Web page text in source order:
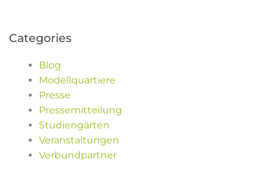
Categories
Blog
Modellquartiere
Presse
Pressemitteilung
Studiengärten
Veranstaltungen
Verbundpartner